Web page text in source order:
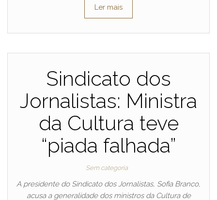
Ler mais
Sindicato dos
Jornalistas: Ministra
da Cultura teve
“piada falhada”
Sem categoria
A presidente do Sindicato dos Jornalistas, Sofia Branco,
acusa a generalidade dos ministros da Cultura de